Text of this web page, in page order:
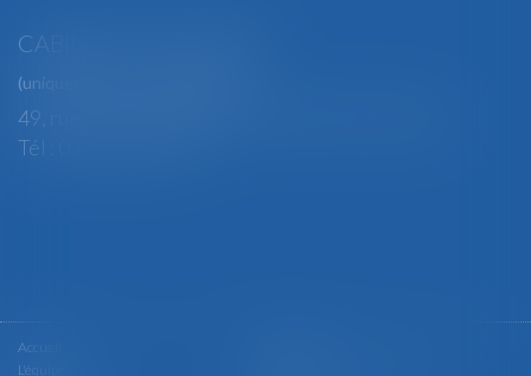
CABINET SECONDAIRE
(uniquement sur rendez-vous)
49, rue Thiers - 88100 SAINT-DIÉ DES VOSGES
Tél : 03 29 56 15 98
Accueil
L'équipe